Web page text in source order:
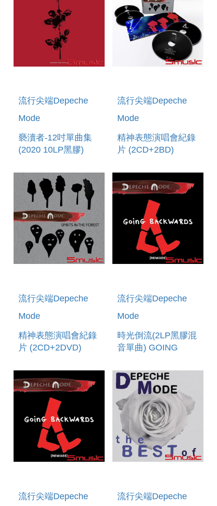
流行尖端Depeche
Mode
褻瀆者-12吋單曲集
(2020 10LP黑膠)
SINGLES (10LP)
流行尖端Depeche
Mode
精神表態演唱會紀錄
片 (2CD+2BD)
FOREST(2CD+2BD)
流行尖端Depeche
Mode
精神表態演唱會紀錄
片 (2CD+2DVD)
FOREST(2CD+2DVD)
流行尖端Depeche
Mode
時光倒流(2LP黑膠混
音單曲) GOING
REMIXES (VINYL)
流行尖端Depeche
流行尖端Depeche